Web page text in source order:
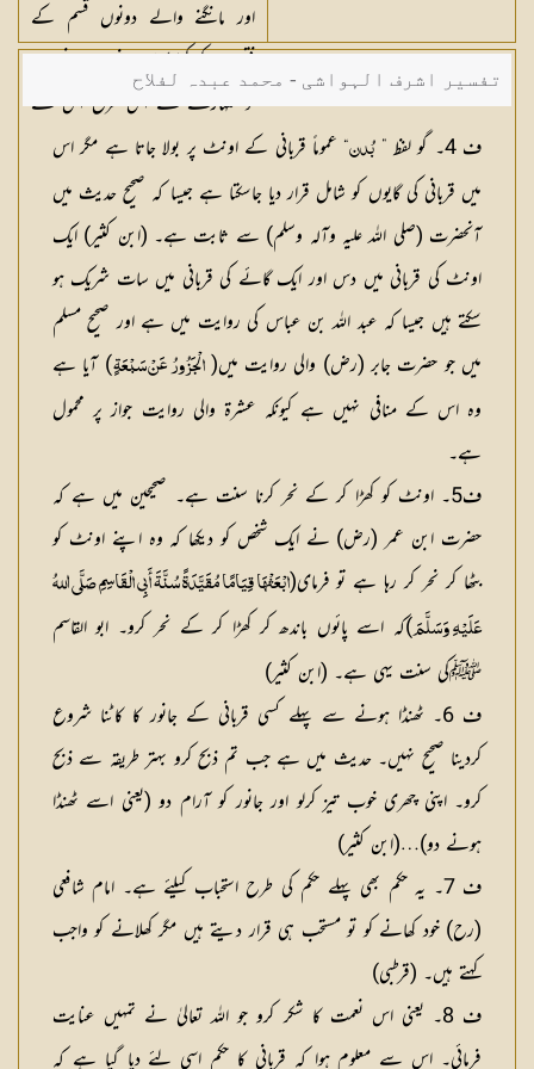
اور مانگنے والے دونوں قسم کے
فقیروں کو کھلاؤ ہم نے ان جانوروں
کو تمہارے لئے اس طرح اس لئے
تابع بنا دیا ہے تاکہ اللہ کا شکر ادا
کرو۔
تفسیر اشرف الہواشی - محمد عبدہ لفلاح
ف 4۔ گو لفظ ” بُدن“ عموماً قربانی کے اونٹ پر بولا جاتا ہے مگر اس
میں قربانی کی گایوں کو شامل قرار دیا جاسکتا ہے جیسا کہ صحیح حدیث میں
آنحضرت (صلی اللہ علیہ وآلہ وسلم) سے ثابت ہے۔ (ابن کثیر) ایک
اونٹ کی قربانی میں دس اور ایک گائے کی قربانی میں سات شریک ہو
سكتے ہیں جیسا کہ عبد اللہ بن عباس کی روایت میں ہے اور صحیح مسلم
میں جو حضرت جابر (رض) والی روایت میں(الْجَزُورُ ‌عَنْ ‌سَبْعَةٍ) آیا ہے
وہ اس کے منافی نہیں ہے کیونکہ عشرۃ والی روایت جواز پر محمول
ہے۔
ف5۔ اونٹ کو کھڑا کر کے نحر کرنا سنت ہے۔ صحیحین میں ہے کہ
حضرت ابن عمر (رض) نے ایک شخص کو دیکھا کہ وہ اپنے اونٹ کو
بٹھا کر نحر کر رہا ہے تو فرمای(ابْعَثْهَا ‌قِيَامًا ‌مُقَيَّدَةً ‌سُنَّةَ أَبِي الْقَاسِمِ صَلَّى اللهُ
عَلَيْهِ وَسَلَّمَ)کہ اسے پائوں باندھ کر کھڑا کر کے نحر کرو۔ ابو القاسم
ﷺکی سنت یہی ہے۔ (ابن کثیر)
ف 6۔ ٹھنڈا ہونے سے پہلے کسی قربانی کے جانور کا کاٹنا شروع
کردینا صحیح نہیں۔ حدیث میں ہے جب تم ذبح کرو بہتر طریقہ سے ذبح
کرو۔ اپنی چھری خوب تیز کرلو اور جانور کو آرام دو (یعنی اسے ٹھنڈا
ہونے دو)…(ابن کثیر)
ف 7۔ یہ حکم بھی پہلے حکم کی طرح استحباب کیلئے ہے۔ امام شافعی
(رح) خود کھانے کو تو مستحب ہی قرار دیتے ہیں مگر کھلانے کو واجب
کہتے ہیں۔ (قرطبی)
ف 8۔ یعنی اس نعمت کا شکر کرو جو اللہ تعالیٰ نے تمہیں عنایت
فرمائی۔ اس سے معلوم ہوا کہ قربانی کا حکم اسی لئے دیا گیا ہے کہ